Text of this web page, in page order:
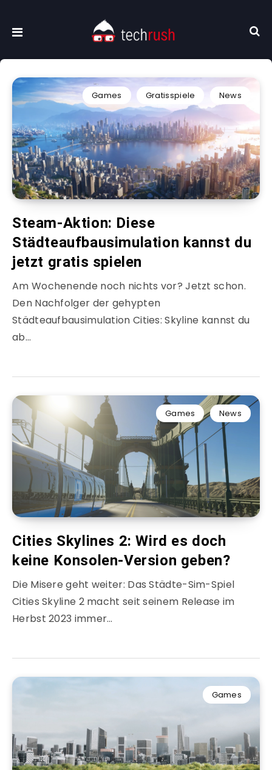
Games Gratisspiele News
Steam-Aktion: Diese
Städteaufbausimulation kannst du
jetzt gratis spielen
Am Wochenende noch nichts vor? Jetzt schon.
Den Nachfolger der gehypten
Städteaufbausimulation Cities: Skyline kannst du
ab…
Games News
Cities Skylines 2: Wird es doch
keine Konsolen-Version geben?
Die Misere geht weiter: Das Städte-Sim-Spiel
Cities Skyline 2 macht seit seinem Release im
Herbst 2023 immer…
Games